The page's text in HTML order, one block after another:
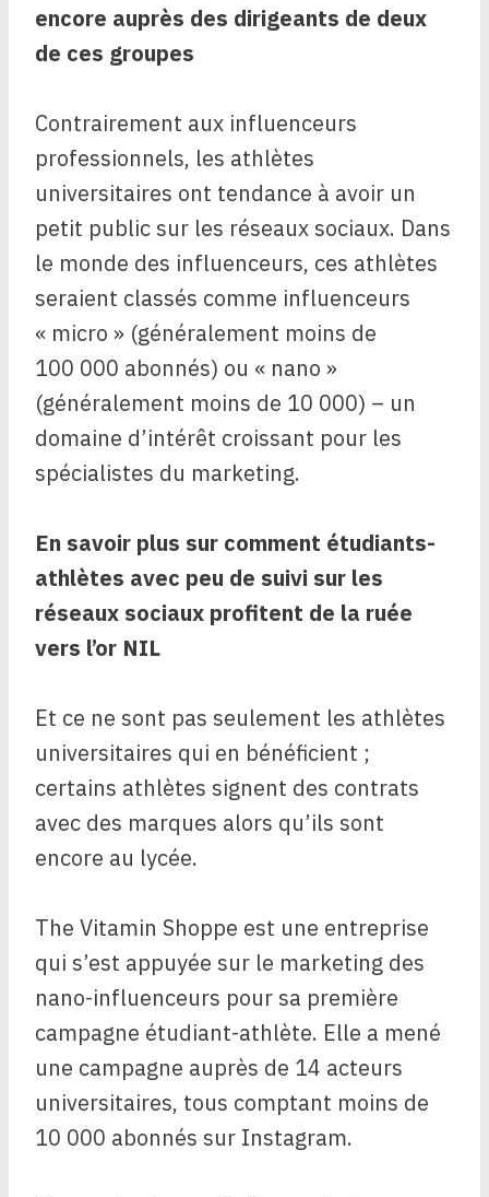
encore auprès des dirigeants de deux
de ces groupes
Contrairement aux influenceurs
professionnels, les athlètes
universitaires ont tendance à avoir un
petit public sur les réseaux sociaux. Dans
le monde des influenceurs, ces athlètes
seraient classés comme influenceurs
« micro » (généralement moins de
100 000 abonnés) ou « nano »
(généralement moins de 10 000) – un
domaine d’intérêt croissant pour les
spécialistes du marketing.
En savoir plus sur comment étudiants-
athlètes avec peu de suivi sur les
réseaux sociaux profitent de la ruée
vers l’or NIL
Et ce ne sont pas seulement les athlètes
universitaires qui en bénéficient ;
certains athlètes signent des contrats
avec des marques alors qu’ils sont
encore au lycée.
The Vitamin Shoppe est une entreprise
qui s’est appuyée sur le marketing des
nano-influenceurs pour sa première
campagne étudiant-athlète. Elle a mené
une campagne auprès de 14 acteurs
universitaires, tous comptant moins de
10 000 abonnés sur Instagram.